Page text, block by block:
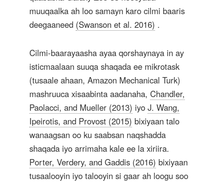
muuqaalka ah loo samayn karo cilmi baaris
deegaaneed (Swanson et al. 2016) .
Cilmi-baarayaasha ayaa qorshaynaya in ay
isticmaalaan suuqa shaqada ee mikrotask
(tusaale ahaan, Amazon Mechanical Turk)
mashruuca xisaabinta aadanaha, Chandler,
Paolacci, and Mueller (2013) iyo J. Wang,
Ipeirotis, and Provost (2015) bixiyaan talo
wanaagsan oo ku saabsan naqshadda
shaqada iyo arrimaha kale ee la xiriira.
Porter, Verdery, and Gaddis (2016) bixiyaan
tusaalooyin iyo talooyin si gaar ah loogu soo